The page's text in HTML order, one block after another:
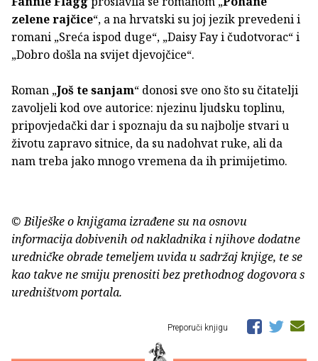
zelene rajčice“, a na hrvatski su joj jezik prevedeni i
romani „Sreća ispod duge“, „Daisy Fay i čudotvorac“ i
„Dobro došla na svijet djevojčice“.
Roman „Još te sanjam“ donosi sve ono što su čitatelji
zavoljeli kod ove autorice: njezinu ljudsku toplinu,
pripovjedački dar i spoznaju da su najbolje stvari u
životu zapravo sitnice, da su nadohvat ruke, ali da
nam treba jako mnogo vremena da ih primijetimo.
© Bilješke o knjigama izrađene su na osnovu
informacija dobivenih od nakladnika i njihove dodatne
uredničke obrade temeljem uvida u sadržaj knjige, te se
kao takve ne smiju prenositi bez prethodnog dogovora s
uredništvom portala.
Preporuči knjigu